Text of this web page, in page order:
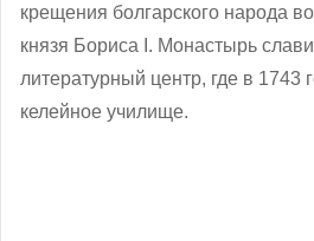
крещения болгарского народа
князя Бориса І. Монастырь
литературный центр, где в 1743
келейное училище.